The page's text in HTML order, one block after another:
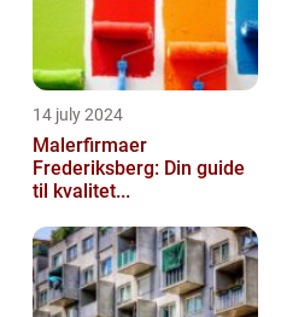
14 july 2024
Malerfirmaer
Frederiksberg: Din guide
til kvalitet...